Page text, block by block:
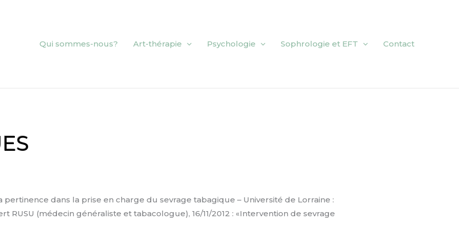
Qui sommes-nous? Art-thérapie Psychologie Sophrologie et EFT Contact
pertinence dans la prise en charge du sevrage tabagique – Université de Lorraine :
(médecin généraliste et tabacologue), 16/11/2012 : «Intervention de sevrage